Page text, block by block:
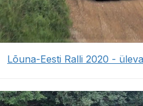
Lõuna-Eesti Ralli 2020 -